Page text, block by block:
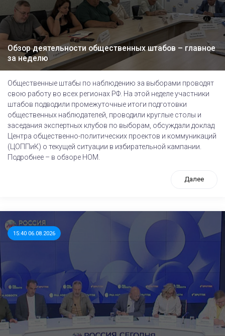
Обзор деятельности общественных штабов – главное
за неделю
Общественные штабы по наблюдению за выборами проводят
свою работу во всех регионах РФ. На этой неделе участники
штабов подводили промежуточные итоги подготовки
общественных наблюдателей, проводили круглые столы и
заседания экспертных клубов по выборам, обсуждали доклад
Центра общественно-политических проектов и коммуникаций
(ЦОППиК) о текущей ситуации в избирательной кампании.
Подробнее – в обзоре НОМ.
Далее
15:40 06.08.2026